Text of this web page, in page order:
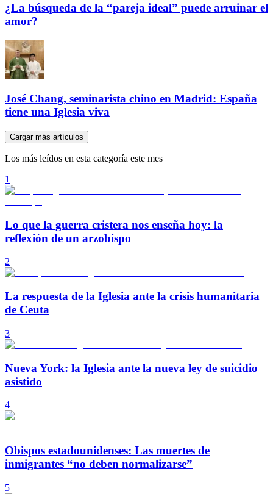
¿La búsqueda de la “pareja ideal” puede arruinar el
amor?
José Chang, seminarista chino en Madrid: España
tiene una Iglesia viva
Cargar más artículos
Los más leídos en esta categoría este mes
1
Lo que la guerra cristera nos enseña hoy: la
reflexión de un arzobispo
2
La respuesta de la Iglesia ante la crisis humanitaria
de Ceuta
3
Nueva York: la Iglesia ante la nueva ley de suicidio
asistido
4
Obispos estadounidenses: Las muertes de
inmigrantes “no deben normalizarse”
5